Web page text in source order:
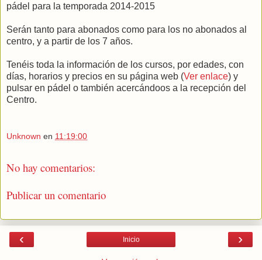
pádel para la temporada 2014-2015
Serán tanto para abonados como para los no abonados al
centro, y a partir de los 7 años.
Tenéis toda la información de los cursos, por edades, con
días, horarios y precios en su página web (Ver enlace) y
pulsar en pádel o también acercándoos a la recepción del
Centro.
Unknown en 11:19:00
No hay comentarios:
Publicar un comentario
‹ ›
Inicio